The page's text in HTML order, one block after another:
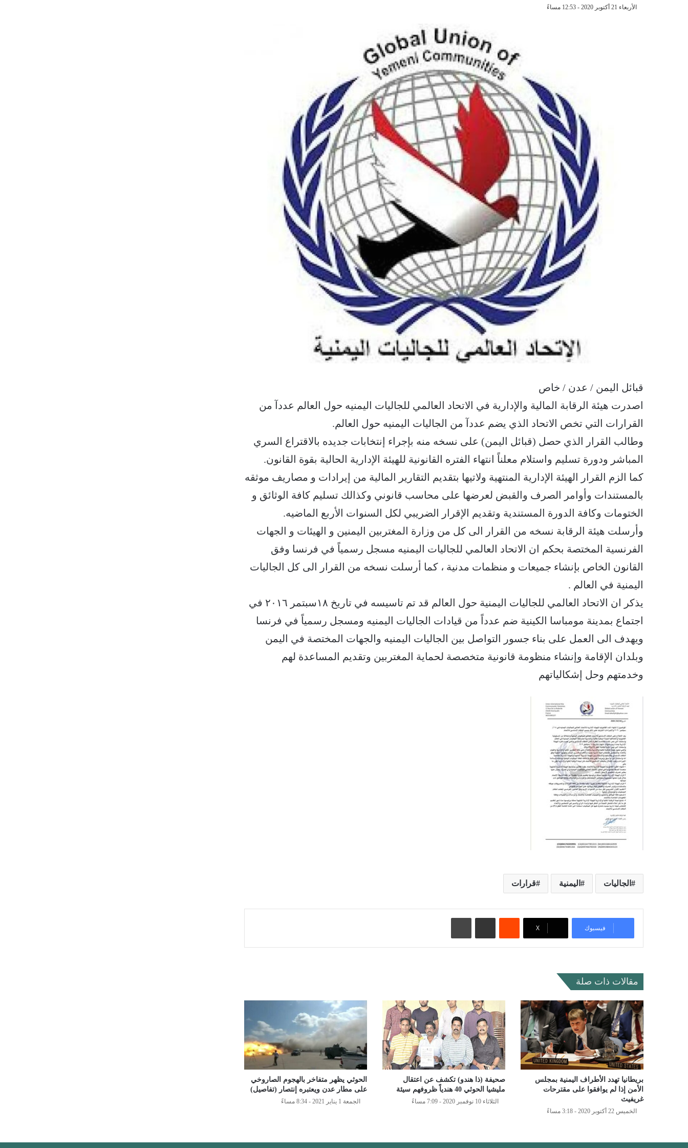
الأربعاء 21 أكتوبر 2020 - 12:53 مساءً
قبائل اليمن / عدن / خاص
اصدرت هيئة الرقابة المالية والإدارية في الاتحاد العالمي للجاليات اليمنيه حول العالم عددآ من
القرارات التي تخص الاتحاد الذي يضم عددآ من الجاليات اليمنيه حول العالم.
وطالب القرار الذي حصل (قبائل اليمن) على نسخه منه بإجراء إنتخابات جديده بالاقتراع السري
المباشر ودورة تسليم واستلام معلناً انتهاء الفتره القانونية للهيئة الإدارية الحالية بقوة القانون.
كما الزم القرار الهيئة الإدارية المنتهية ولاتيها بتقديم التقارير المالية من إيرادات و مصاريف موثقه
بالمستندات وأوامر الصرف والقبض لعرضها على محاسب قانوني وكذالك تسليم كافة الوثائق و
الختومات وكافة الدورة المستندية وتقديم الإقرار الضريبي لكل السنوات الأربع الماضيه.
وأرسلت هيئة الرقابة نسخه من القرار الى كل من وزارة المغتربين اليمنين و الهيئات و الجهات
الفرنسية المختصة بحكم ان الاتحاد العالمي للجاليات اليمنيه مسجل رسمياً في فرنسا وفق
القانون الخاص بإنشاء جميعات و منظمات مدنية ، كما أرسلت نسخه من القرار الى كل الجاليات
اليمنية في العالم .
يذكر ان الاتحاد العالمي للجاليات اليمنية حول العالم قد تم تاسيسه في تاريخ ١٨سبتمر ٢٠١٦ في
اجتماع بمدينة مومباسا الكينية ضم عدداً من قيادات الجاليات اليمنيه ومسجل رسمياً في فرنسا
ويهدف الى العمل على بناء جسور التواصل بين الجاليات اليمنيه والجهات المختصة في اليمن
وبلدان الإقامة وإنشاء منظومة قانونية متخصصة لحماية المغتربين وتقديم المساعدة لهم
وخدمتهم وحل إشكالياتهم
الجاليات اليمنية قرارات
فيسبوك ‫X
مقالات ذات صلة
بريطانيا تهدد الأطراف اليمنية بمجلس
الأمن إذا لم يوافقوا على مقترحات
غريفيث
الخميس 22 أكتوبر 2020 - 3:18 مساءً
صحيفة (ذا هندو) تكشف عن اعتقال
مليشيا الحوثي 40 هندياً ظروفهم سيئة
الثلاثاء 10 نوفمبر 2020 - 7:09 مساءً
الحوثي يظهر متفاخر بالهجوم الصاروخي
على مطار عدن ويعتبره إنتصار (تفاصيل)
الجمعة 1 يناير 2021 - 8:34 مساءً